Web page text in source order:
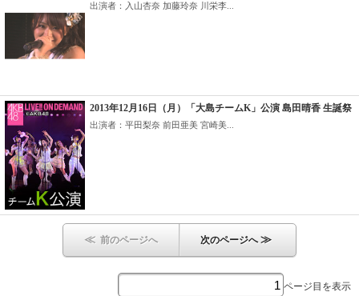
出演者：入山杏奈 加藤玲奈 川栄李...
2013年12月16日（月）「大島チームK」公演 島田晴香 生誕祭
出演者：平田梨奈 前田亜美 宮崎美...
≪ 前のページへ 次のページへ≫
ページ目を表示